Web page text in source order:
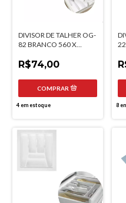
DIVISOR DE TALHER OG-
82 BRANCO 560 X
R$74,00
4em estoque 8